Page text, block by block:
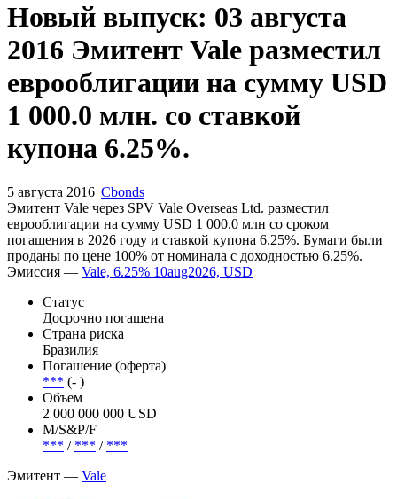
Новый выпуск: 03 августа
2016 Эмитент Vale разместил
еврооблигации на сумму USD
1 000.0 млн. со ставкой
купона 6.25%.
5 августа 2016 Cbonds
Эмитент Vale через SPV Vale Overseas Ltd. разместил
еврооблигации на сумму USD 1 000.0 млн со сроком
погашения в 2026 году и ставкой купона 6.25%. Бумаги были
проданы по цене 100% от номинала с доходностью 6.25%.
Эмиссия — Vale, 6.25% 10aug2026, USD
Статус
Досрочно погашена
Страна риска
Бразилия
Погашение (оферта)
*** (- )
Объем
2 000 000 000 USD
М/S&P/F
*** / *** / ***
Эмитент — Vale